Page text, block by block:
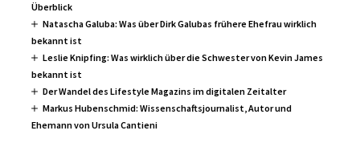
Überblick
Natascha Galuba: Was über Dirk Galubas frühere Ehefrau wirklich
bekannt ist
Leslie Knipfing: Was wirklich über die Schwester von Kevin James
bekannt ist
Der Wandel des Lifestyle Magazins im digitalen Zeitalter
Markus Hubenschmid: Wissenschaftsjournalist, Autor und
Ehemann von Ursula Cantieni